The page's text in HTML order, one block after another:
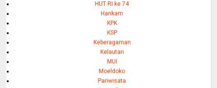
HUT RI ke 74
Hankam
KPK
KSP
Keberagaman
Kelautan
MUI
Moeldoko
Pariwisata